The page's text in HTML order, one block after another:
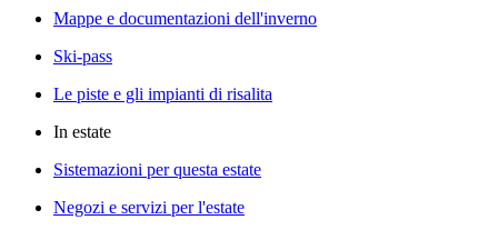
Mappe e documentazioni dell'inverno
Ski-pass
Le piste e gli impianti di risalita
In estate
Sistemazioni per questa estate
Negozi e servizi per l'estate